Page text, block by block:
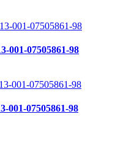
07505861-98
07505861-98